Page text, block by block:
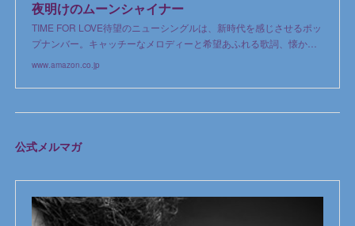
夜明けのムーンシャイナー
TIME FOR LOVE待望のニューシングルは、新時代を感じさせるポッ
プナンバー。キャッチーなメロディーと希望あふれる歌詞、懐か…
www.amazon.co.jp
公式メルマガ